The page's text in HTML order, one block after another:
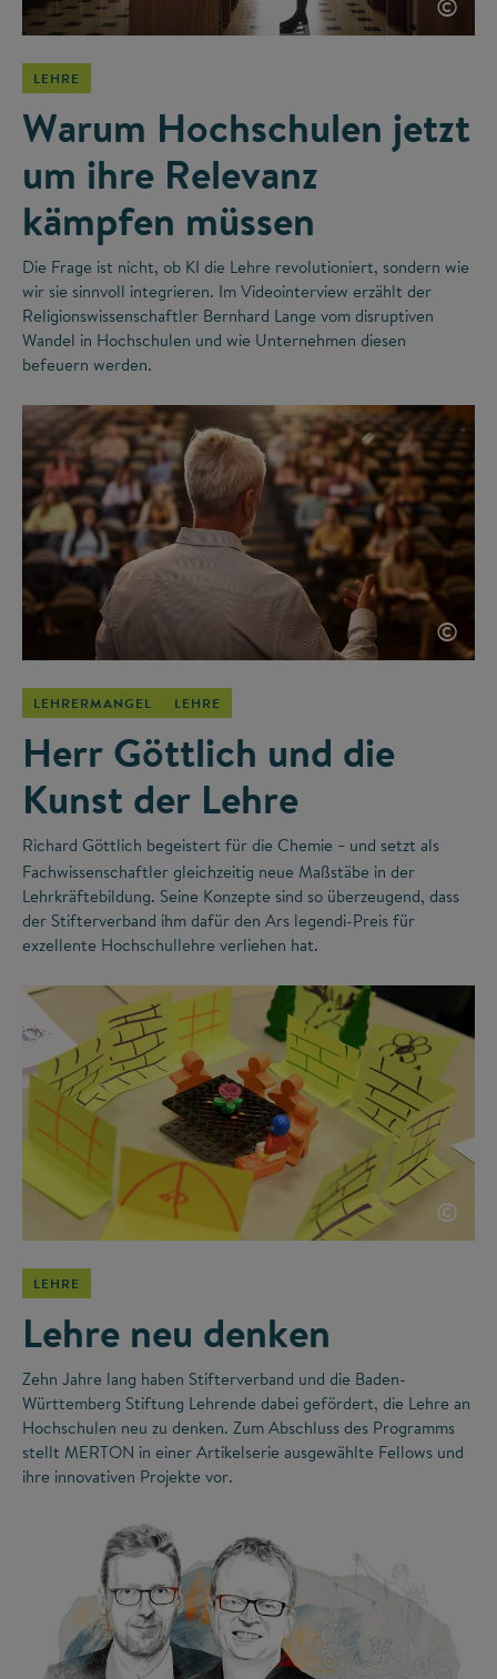
LEHRE
Warum Hochschulen jetzt
um ihre Relevanz
kämpfen müssen
Die Frage ist nicht, ob KI die Lehre revolutioniert, sondern wie
wir sie sinnvoll integrieren. Im Videointerview erzählt der
Religionswissenschaftler Bernhard Lange vom disruptiven
Wandel in Hochschulen und wie Unternehmen diesen
befeuern werden.
©
LEHRERMANGEL LEHRE
Herr Göttlich und die
Kunst der Lehre
Richard Göttlich begeistert für die Chemie – und setzt als
Fachwissenschaftler gleichzeitig neue Maßstäbe in der
Lehrkräftebildung. Seine Konzepte sind so überzeugend, dass
der Stifterverband ihm dafür den Ars legendi-Preis für
exzellente Hochschullehre verliehen hat.
©
LEHRE
Lehre neu denken
Zehn Jahre lang haben Stifterverband und die Baden-
Württemberg Stiftung Lehrende dabei gefördert, die Lehre an
Hochschulen neu zu denken. Zum Abschluss des Programms
stellt MERTON in einer Artikelserie ausgewählte Fellows und
ihre innovativen Projekte vor.